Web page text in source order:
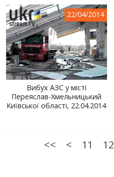
22/04/2014
Вибух АЗС у місті
Переяслав-Хмельницький
Київської області, 22.04.2014
<< < 11 12